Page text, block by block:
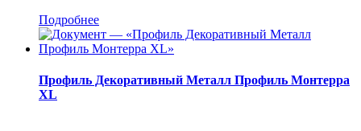
Подробнее
Профиль Декоративный Металл Профиль Монтерра
XL